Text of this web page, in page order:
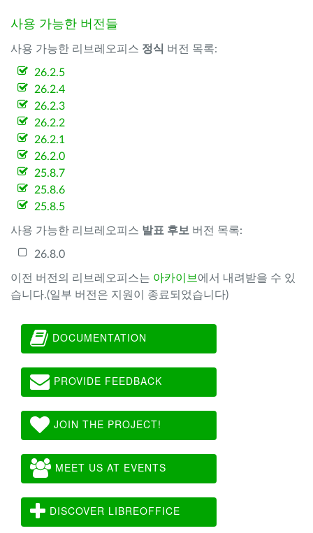
사용 가능한 버전들
사용 가능한 리브레오피스 정식 버전 목록:
26.2.5
26.2.4
26.2.3
26.2.2
26.2.1
26.2.0
25.8.7
25.8.6
25.8.5
사용 가능한 리브레오피스 발표 후보 버전 목록:
26.8.0
이전 버전의 리브레오피스는 아카이브 에서 내려받을 수 있
습니다.(일부 버전은 지원이 종료되었습니다)
DOCUMENTATION
PROVIDE FEEDBACK
JOIN THE PROJECT!
MEET US AT EVENTS
DISCOVER LIBREOFFICE